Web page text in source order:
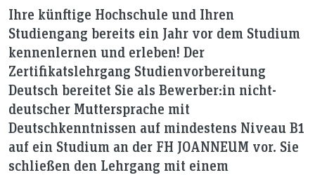
Ihre künftige Hochschule und Ihren
Studiengang bereits ein Jahr vor dem Studium
kennenlernen und erleben! Der
Zertifikatslehrgang Studienvorbereitung
Deutsch bereitet Sie als Bewerber:in nicht-
deutscher Muttersprache mit
Deutschkenntnissen auf mindestens Niveau B1
auf ein Studium an der FH JOANNEUM vor. Sie
schließen den Lehrgang mit einem